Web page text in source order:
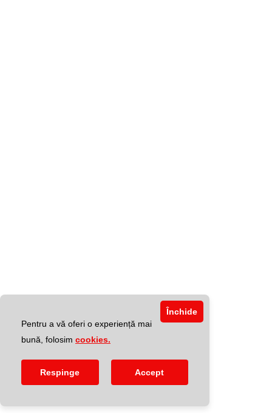
Închide
Pentru a vă oferi o experiență mai
bună, folosim cookies.
Respinge Accept